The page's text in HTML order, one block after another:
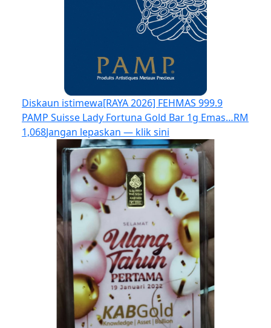
Diskaun istimewa[RAYA 2026] FEHMAS 999.9
PAMP Suisse Lady Fortuna Gold Bar 1g Emas…RM
1,068Jangan lepaskan — klik sini